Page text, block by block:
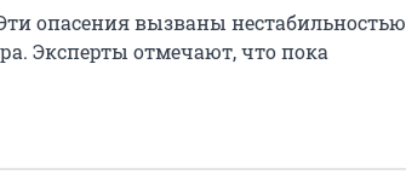
опасения вызваны нестабильностью
Эксперты отмечают, что пока